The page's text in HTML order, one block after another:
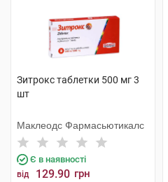
Зитрокс таблетки 500 мг 3
шт
Маклеодс Фармасьютикалс
Є в наявності
від 129.90 грн